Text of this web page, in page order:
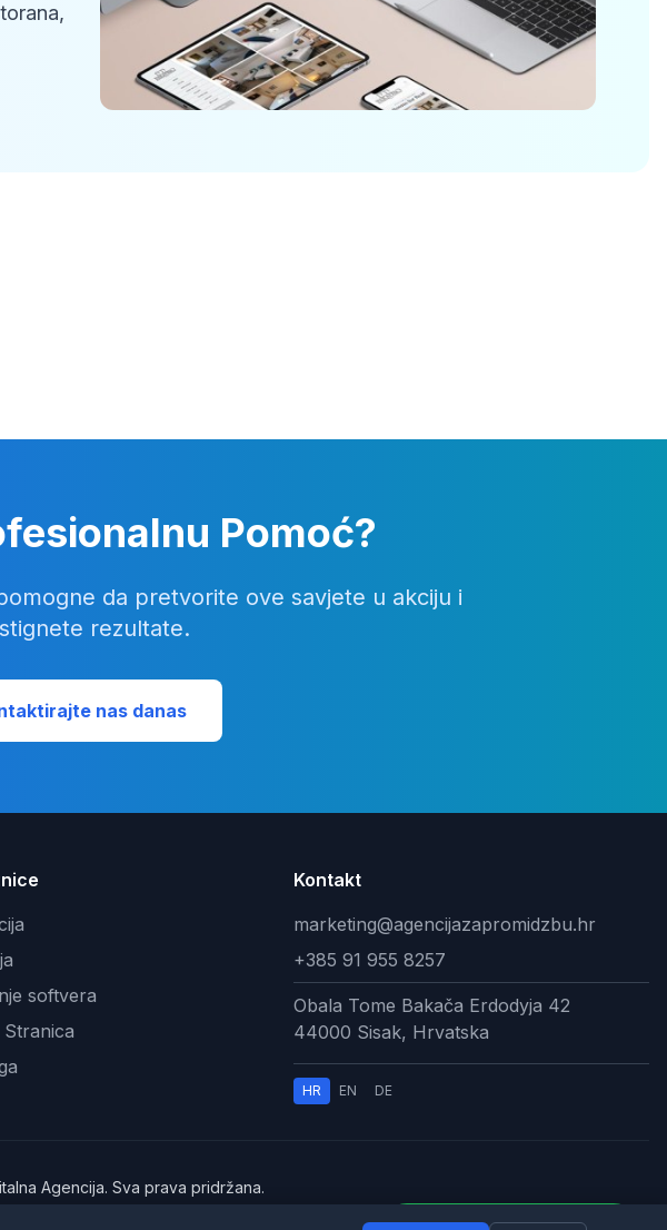
Pomoć?
da pretvorite ove savjete u akciju i
rezultate.
nas danas
softvera
Kontakt
marketing@agencijazapromidzbu.hr
+385 91 955 8257
Obala Tome Bakača Erdodyja 42
44000 Sisak, Hrvatska
HR EN DE
Agencija. Sva prava pridržana.